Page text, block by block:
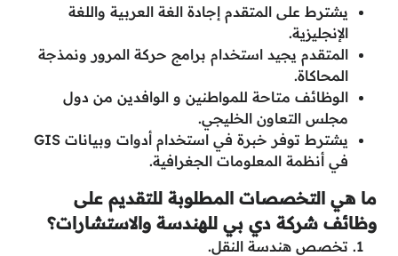
يشترط على المتقدم إجادة الغة العربية واللغة
الإنجليزية.
المتقدم يجيد استخدام برامج حركة المرور ونمذجة
المحاكاة.
الوظائف متاحة للمواطنين و الوافدين من دول
مجلس التعاون الخليجي.
يشترط توفر خبرة في استخدام أدوات وبيانات GIS
في أنظمة المعلومات الجغرافية.
ما هي التخصصات المطلوبة للتقديم على
وظائف شركة دي بي للهندسة والاستشارات؟
تخصص هندسة النقل.